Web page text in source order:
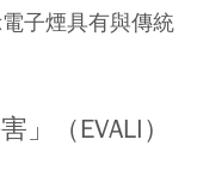
子煙具有與傳統
」（EVALI）